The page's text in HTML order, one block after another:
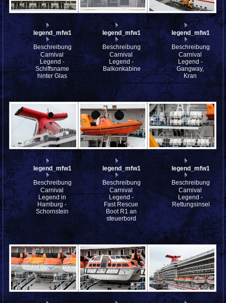
legend_mfw13__029992
Beschreibung:
Carnival
Legend -
Schiffsname
hinter Glas
legend_mfw13__029987
Beschreibung:
Carnival
Legend -
Balkonkabine
Beschreibung:
Carnival
Legend -
Gangway,
Kran
legend_mfw13__029983
Beschreibung:
Carnival
Legend in
Hamburg -
Schornstein
legend_mfw13__029978
Beschreibung:
Carnival
Legend -
Fast Rescue
Boot R1 an
steuerbord
Beschreibung:
Carnival
Legend -
Rettungsinseln